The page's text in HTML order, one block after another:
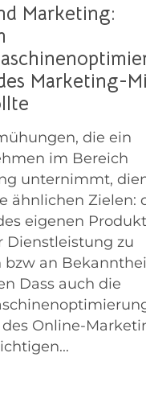
Marketing:
Marketing-
die ein
im Bereich
unternimmt,
ähnlichen Zielen:
eigenen
Dienstleistung zu
bzw an
Dass auch die
Online-